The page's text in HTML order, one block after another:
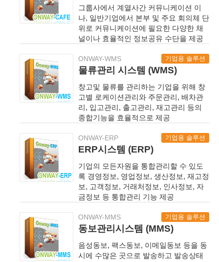
그룹사에서 계열사간 커뮤니케이션 이
나, 일반기업에서 본부 및 주요 회의체 단
위로 커뮤니케이션에 필요한 다양한 채
널이나 효율적인 정보공유 수단을 제공
ONWAY-WMS 기업용 솔루션
물류관리 시스템 (WMS)
창고및 물류를 관리하는 기업을 위해 창
고별 로케이션관리와 주문관리, 배차관
리, 입고관리, 출고관리, 재고관리 등의
종합기능을 효율적으로 제공
ONWAY-ERP 기업용 솔루션
ERP시스템 (ERP)
기업의 모든자원을 통합관리할 수 있도
록 경영정보, 영업정보, 생산정보, 재고정
보, 고객정보, 거래처정보, 인사정보, 자
금정보 등 통합관리 기능 제공
ONWAY-MMS 기업용 솔루션
동보관리시스템 (MMS)
음성동보, 팩스동보, 이메일동보 등을 동
시에 수많은 곳으로 발송하고 발송상태